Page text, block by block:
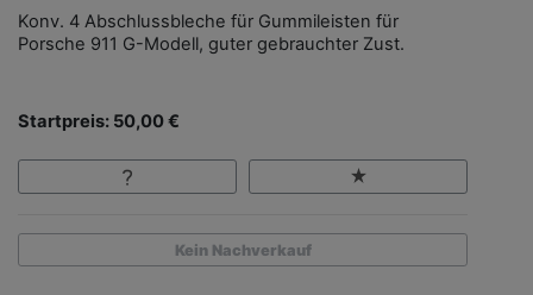
Konv. 4 Abschlussbleche für Gummileisten für
Porsche 911 G-Modell, guter gebrauchter Zust.
Startpreis: 50,00 €
Kein Nachverkauf